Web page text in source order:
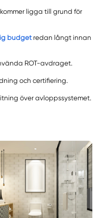
ligga till grund för
budget redan långt innan
ROT-avdraget.
och certifiering.
över avloppssystemet.